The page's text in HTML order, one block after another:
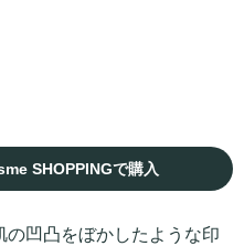
SHOPPINGで購入
凹凸をぼかしたような印